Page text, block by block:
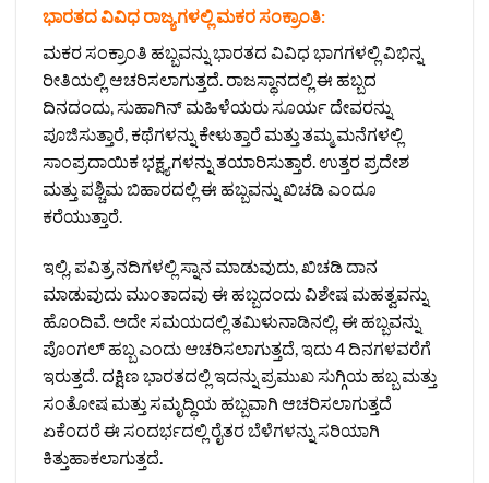
ಭಾರತದ ವಿವಿಧ ರಾಜ್ಯಗಳಲ್ಲಿ ಮಕರ ಸಂಕ್ರಾಂತಿ:
ಮಕರ ಸಂಕ್ರಾಂತಿ ಹಬ್ಬವನ್ನು ಭಾರತದ ವಿವಿಧ ಭಾಗಗಳಲ್ಲಿ ವಿಭಿನ್ನ
ರೀತಿಯಲ್ಲಿ ಆಚರಿಸಲಾಗುತ್ತದೆ. ರಾಜಸ್ಥಾನದಲ್ಲಿ ಈ ಹಬ್ಬದ
ದಿನದಂದು, ಸುಹಾಗಿನ್ ಮಹಿಳೆಯರು ಸೂರ್ಯ ದೇವರನ್ನು
ಪೂಜಿಸುತ್ತಾರೆ, ಕಥೆಗಳನ್ನು ಕೇಳುತ್ತಾರೆ ಮತ್ತು ತಮ್ಮ ಮನೆಗಳಲ್ಲಿ
ಸಾಂಪ್ರದಾಯಿಕ ಭಕ್ಷ್ಯಗಳನ್ನು ತಯಾರಿಸುತ್ತಾರೆ. ಉತ್ತರ ಪ್ರದೇಶ
ಮತ್ತು ಪಶ್ಚಿಮ ಬಿಹಾರದಲ್ಲಿ ಈ ಹಬ್ಬವನ್ನು ಖಿಚಡಿ ಎಂದೂ
ಕರೆಯುತ್ತಾರೆ.
ಇಲ್ಲಿ, ಪವಿತ್ರ ನದಿಗಳಲ್ಲಿ ಸ್ನಾನ ಮಾಡುವುದು, ಖಿಚಡಿ ದಾನ
ಮಾಡುವುದು ಮುಂತಾದವು ಈ ಹಬ್ಬದಂದು ವಿಶೇಷ ಮಹತ್ವವನ್ನು
ಹೊಂದಿವೆ. ಅದೇ ಸಮಯದಲ್ಲಿ ತಮಿಳುನಾಡಿನಲ್ಲಿ, ಈ ಹಬ್ಬವನ್ನು
ಪೊಂಗಲ್ ಹಬ್ಬ ಎಂದು ಆಚರಿಸಲಾಗುತ್ತದೆ, ಇದು 4 ದಿನಗಳವರೆಗೆ
ಇರುತ್ತದೆ. ದಕ್ಷಿಣ ಭಾರತದಲ್ಲಿ ಇದನ್ನು ಪ್ರಮುಖ ಸುಗ್ಗಿಯ ಹಬ್ಬ ಮತ್ತು
ಸಂತೋಷ ಮತ್ತು ಸಮೃದ್ಧಿಯ ಹಬ್ಬವಾಗಿ ಆಚರಿಸಲಾಗುತ್ತದೆ
ಏಕೆಂದರೆ ಈ ಸಂದರ್ಭದಲ್ಲಿ ರೈತರ ಬೆಳೆಗಳನ್ನು ಸರಿಯಾಗಿ
ಕಿತ್ತುಹಾಕಲಾಗುತ್ತದೆ.